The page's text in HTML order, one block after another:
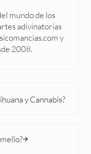
mundo de los
adivinatorias
y
2008.
y Cannabis?